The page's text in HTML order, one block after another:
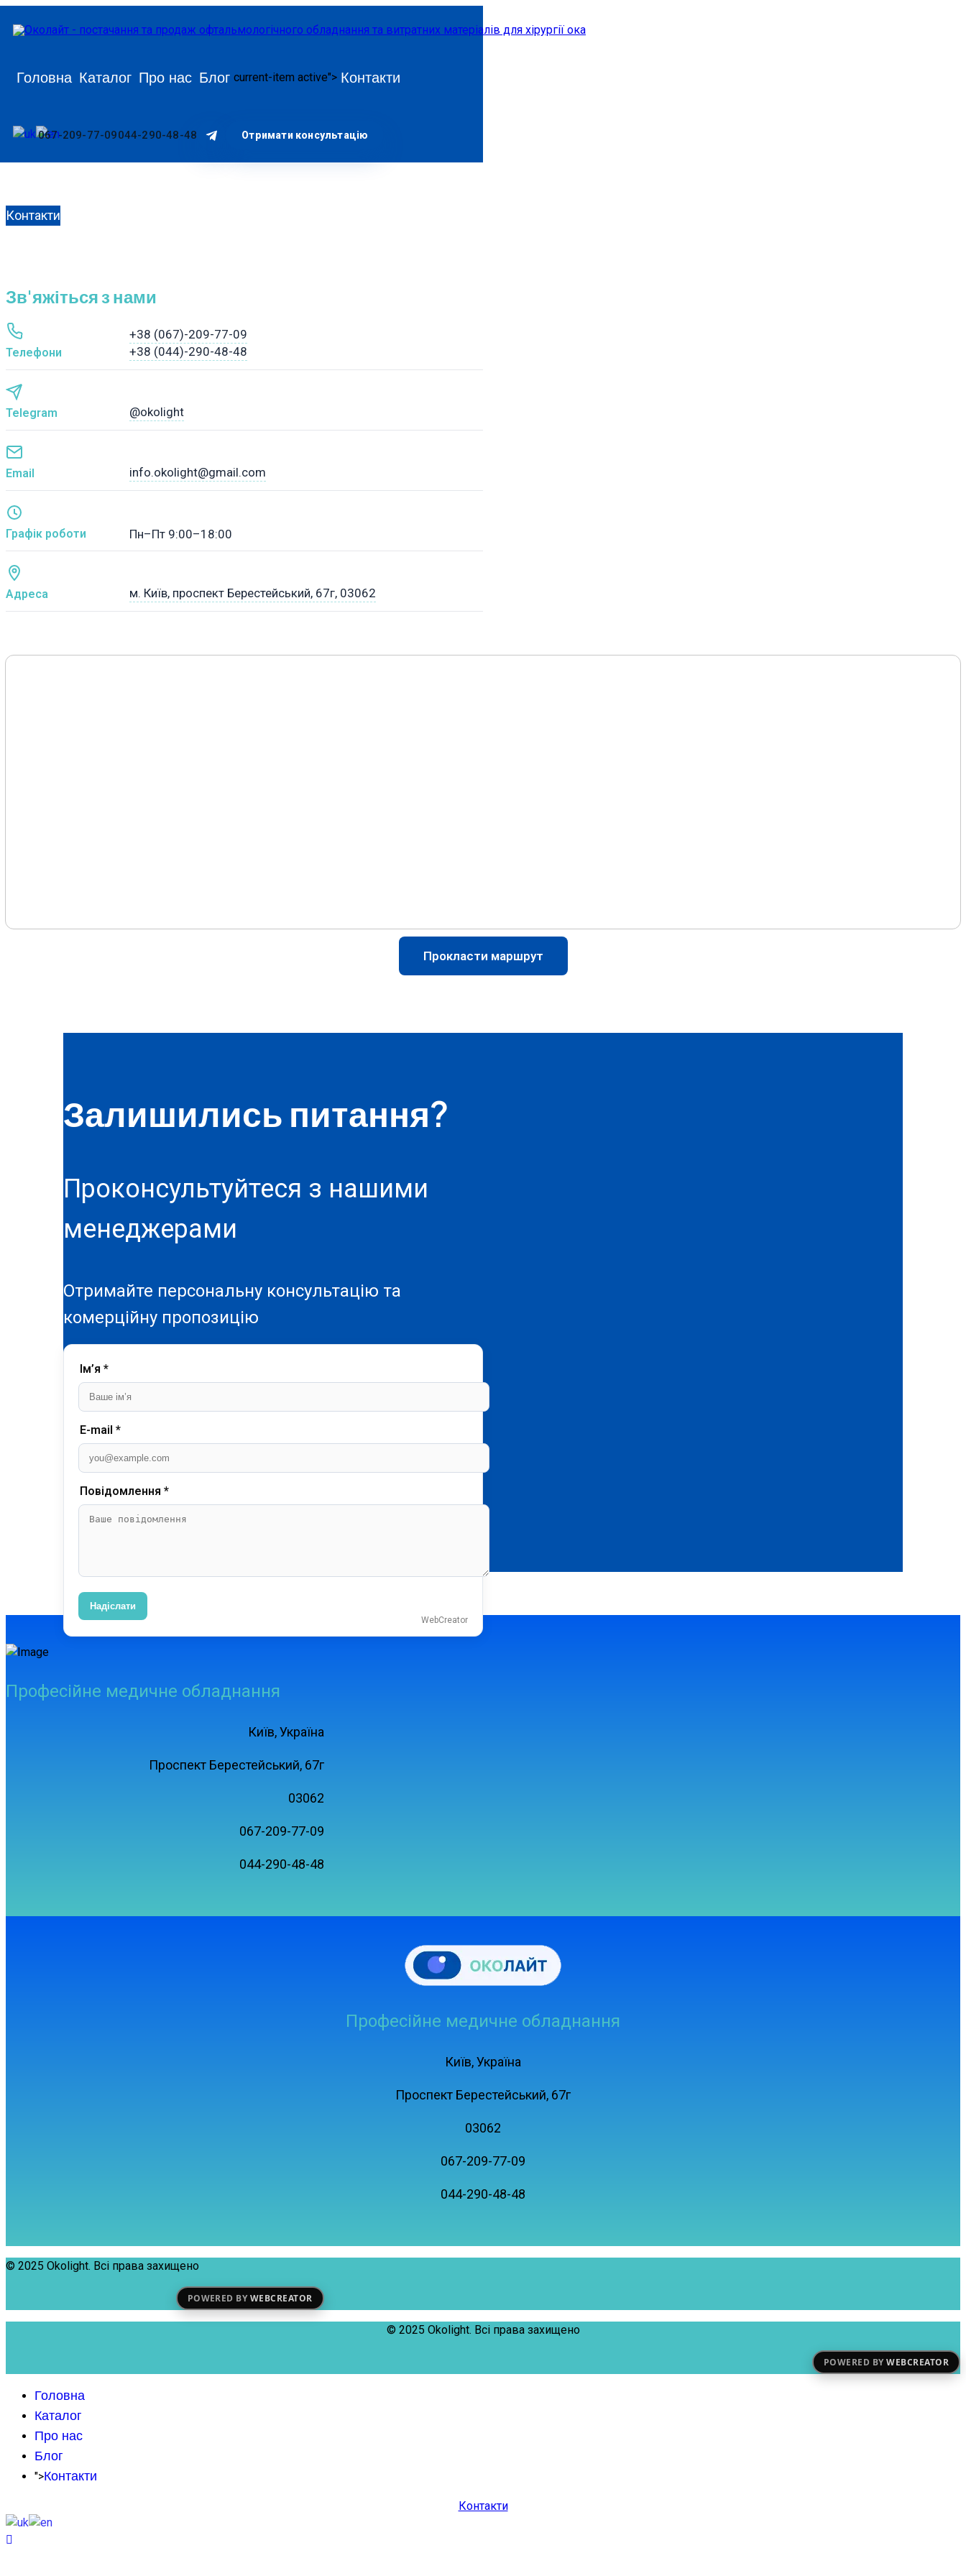
Головна Каталог Про нас Блог current-item active"> Контакти
067-209-77-09044-290-48-48 Отримати консультацію
Контакти
Зв'яжіться з нами
Телефони
+38 (067)-209-77-09
+38 (044)-290-48-48
Telegram @okolight
Email info.okolight@gmail.com
Графік роботи Пн–Пт 9:00–18:00
Адреса м. Київ, проспект Берестейський, 67г, 03062
Прокласти маршрут
Залишились питання?
Проконсультуйтеся з нашими
менеджерами
Отримайте персональну консультацію та
комерційну пропозицію
Ім’я *
E-mail *
Повідомлення *
Надіслати
WebCreator
Професійне медичне обладнання
Київ, Україна
Проспект Берестейський, 67г
03062
067-209-77-09
044-290-48-48
Професійне медичне обладнання
Київ, Україна
Проспект Берестейський, 67г
03062
067-209-77-09
044-290-48-48
© 2025 Okolight. Всі права захищено
POWERED BY WEBCREATOR
© 2025 Okolight. Всі права захищено
POWERED BY WEBCREATOR
Головна
Каталог
Про нас
Блог
">Контакти
Контакти